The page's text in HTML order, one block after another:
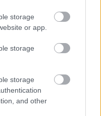
storage
or app.
storage
storage
and other